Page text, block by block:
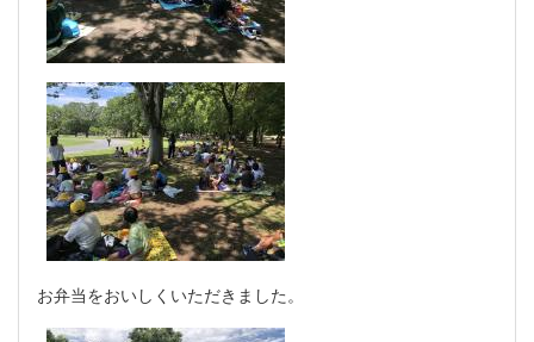
お弁当をおいしくいただきました。